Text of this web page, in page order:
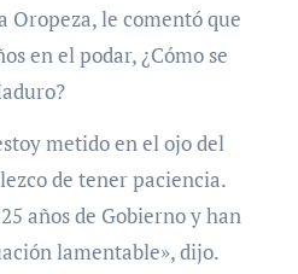
le comentó que
en el podar, ¿Cómo se
metido en el ojo del
de tener paciencia.
años de Gobierno y han
lamentable», dijo.